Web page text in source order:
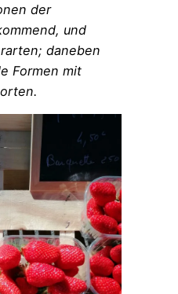
der
und
daneben
Formen mit